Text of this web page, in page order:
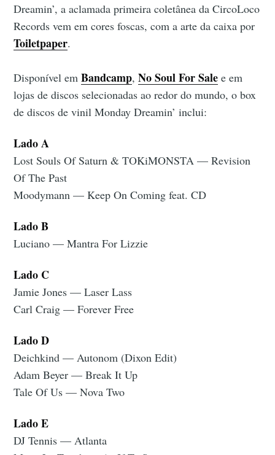
Dreamin’, a aclamada primeira coletânea da CircoLoco
Records vem em cores foscas, com a arte da caixa por
Toiletpaper.
Disponível emBandcamp,No Soul For Sale e em
lojas de discos selecionadas ao redor do mundo, o box
de discos de vinil Monday Dreamin’ inclui:
Lado A
Lost Souls Of Saturn & TOKiMONSTA — Revision
Of The Past
Moodymann — Keep On Coming feat. CD
Lado B
Luciano — Mantra For Lizzie
Lado C
Jamie Jones — Laser Lass
Carl Craig — Forever Free
Lado D
Deichkind — Autonom (Dixon Edit)
Adam Beyer — Break It Up
Tale Of Us — Nova Two
Lado E
DJ Tennis — Atlanta